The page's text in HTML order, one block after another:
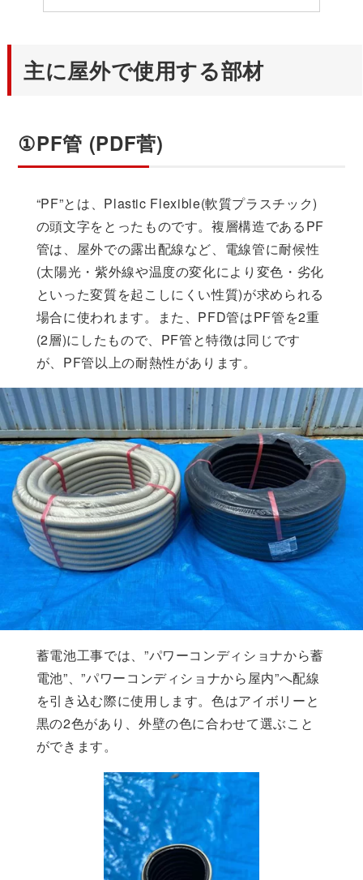
主に屋外で使用する部材
①PF管 (PDF菅)
“PF”とは、Plastic Flexible(軟質プラスチック)
の頭文字をとったものです。複層構造であるPF
管は、屋外での露出配線など、電線管に耐候性
(太陽光・紫外線や温度の変化により変色・劣化
といった変質を起こしにくい性質)が求められる
場合に使われます。また、PFD管はPF管を2重
(2層)にしたもので、PF管と特徴は同じです
が、PF管以上の耐熱性があります。
蓄電池工事では、”パワーコンディショナから蓄
電池”、”パワーコンディショナから屋内”へ配線
を引き込む際に使用します。色はアイボリーと
黒の2色があり、外壁の色に合わせて選ぶこと
ができます。